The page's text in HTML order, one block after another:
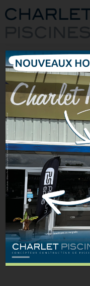
DEVIS –
Accueil